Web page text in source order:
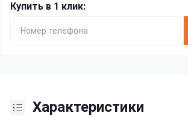
Купить в 1 клик:
Характеристики